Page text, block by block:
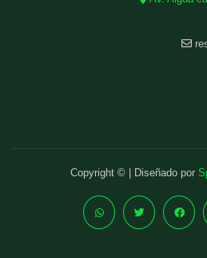
Copyright © | Diseñado por